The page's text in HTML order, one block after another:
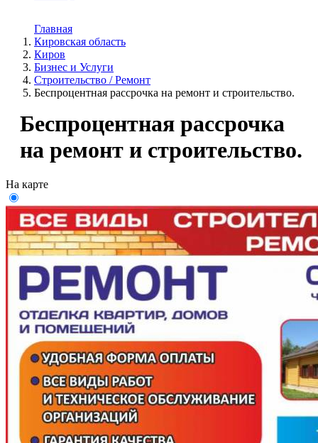
Главная
Кировская область
Киров
Бизнес и Услуги
Строительство / Ремонт
Беспроцентная рассрочка на ремонт и строительство.
Беспроцентная рассрочка
на ремонт и строительство.
На карте